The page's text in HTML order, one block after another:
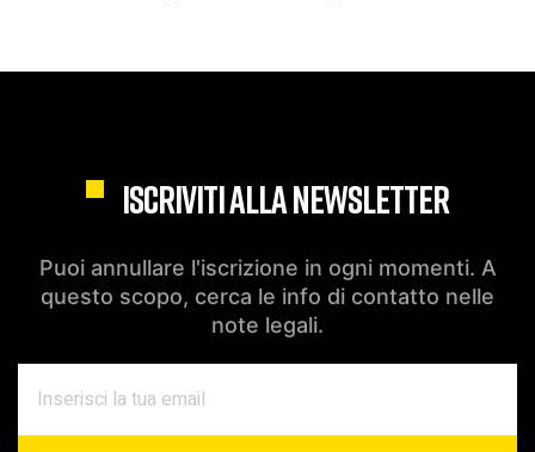
ISCRIVITI ALLA NEWSLETTER
Puoi annullare l'iscrizione in ogni momenti. A
questo scopo, cerca le info di contatto nelle
note legali.